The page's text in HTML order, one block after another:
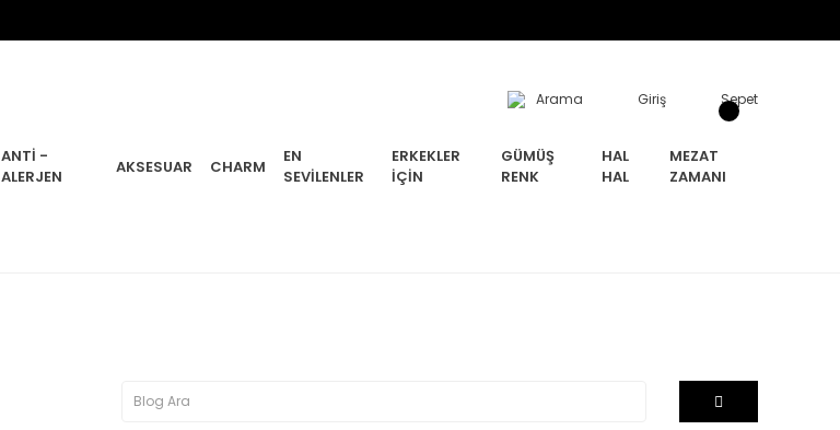
Arama Giriş Sepet
ANTI -
ALERJEN
AKSESUAR CHARM
EN
SEVILENLER
ERKEKLER
İÇIN
GÜMÜŞ
RENK
HAL
HAL
MEZAT
ZAMANI